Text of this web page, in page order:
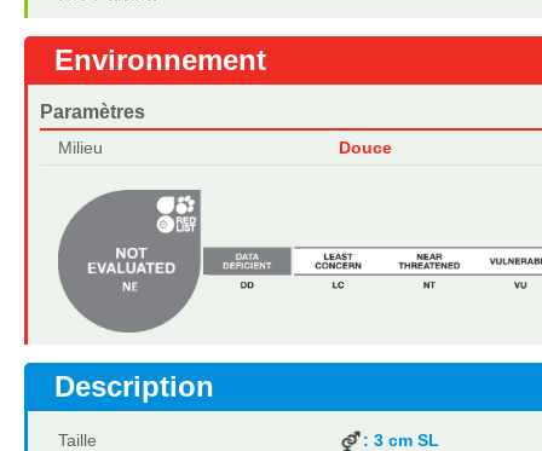
Environnement
Paramètres
Milieu Douce
Description
Taille : 3 cm SL